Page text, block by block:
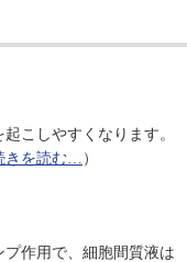
こしやすくなります。
きを読む…）
作用で、細胞間質液は